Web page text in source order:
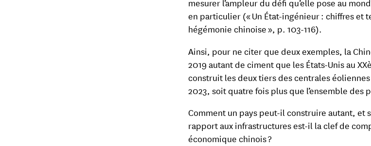
mesurer l’ampleur du défi qu’elle pose au
en particulier (« Un État-ingénieur : chiffres et
hégémonie chinoise », p. 103-116).
Ainsi, pour ne citer que deux exemples, la
2019 autant de ciment que les États-Unis au
construit les deux tiers des centrales
2023, soit quatre fois plus que l’ensemble des
Comment un pays peut-il construire autant, et
rapport aux infrastructures est-il la clef de
économique chinois ?